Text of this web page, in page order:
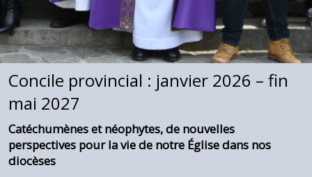
Concile provincial : janvier 2026 – fin
mai 2027
Catéchumènes et néophytes, de nouvelles
perspectives pour la vie de notre Église dans nos
diocèses